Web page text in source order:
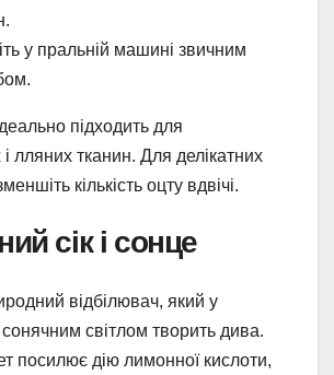
у пральній машині звичним
підходить для
лляних тканин. Для делікатних
кількість оцту вдвічі.
сік і сонце
відбілювач, який у
сонячним світлом творить дива.
посилює дію лимонної кислоти,